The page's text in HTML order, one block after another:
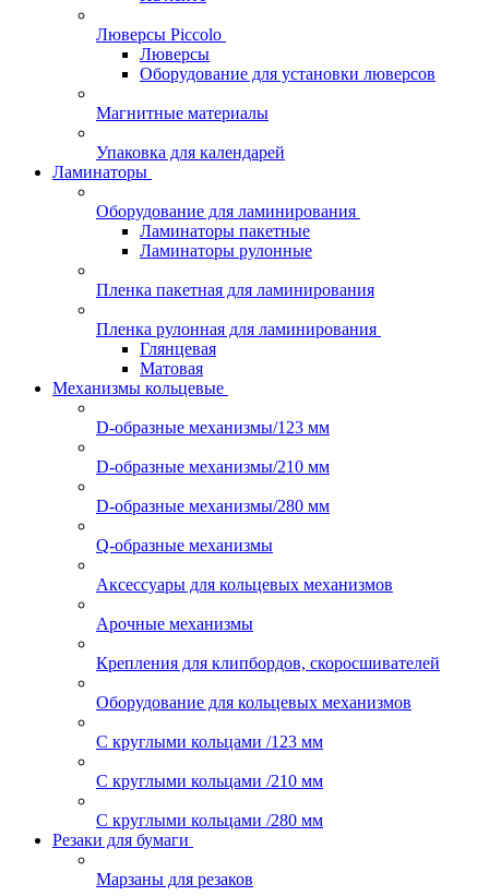
Люверсы Piccolo
Люверсы
Оборудование для установки люверсов
Магнитные материалы
Упаковка для календарей
Ламинаторы
Оборудование для ламинирования
Ламинаторы пакетные
Ламинаторы рулонные
Пленка пакетная для ламинирования
Пленка рулонная для ламинирования
Глянцевая
Матовая
Механизмы кольцевые
D-образные механизмы/123 мм
D-образные механизмы/210 мм
D-образные механизмы/280 мм
Q-образные механизмы
Аксессуары для кольцевых механизмов
Арочные механизмы
Крепления для клипбордов, скоросшивателей
Оборудование для кольцевых механизмов
С круглыми кольцами /123 мм
С круглыми кольцами /210 мм
С круглыми кольцами /280 мм
Резаки для бумаги
Марзаны для резаков